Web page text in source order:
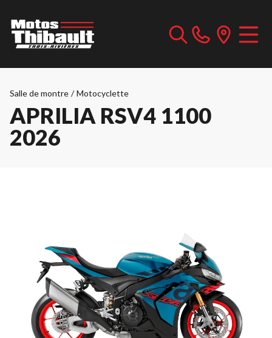
Salle de montre / Motocyclette
APRILIA RSV4 1100
2026